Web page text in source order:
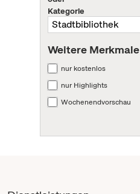
Kategorie
Weitere Merkmale
nur kostenlos
nur Highlights
Wochenendvorschau